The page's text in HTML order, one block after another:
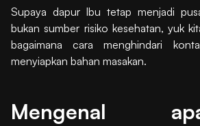
Supaya dapur Ibu tetap menjadi
bukan sumber risiko kesehatan, yuk
bagaimana cara menghindari
menyiapkan bahan masakan.
Mengenal